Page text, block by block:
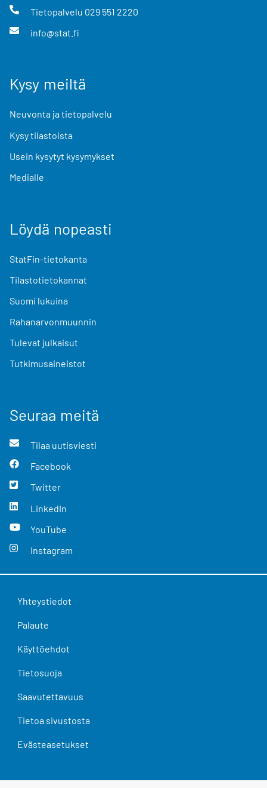
Tietopalvelu 029 551 2220
info@stat.fi
Kysy meiltä
Neuvonta ja tietopalvelu
Kysy tilastoista
Usein kysytyt kysymykset
Medialle
Löydä nopeasti
StatFin-tietokanta
Tilastotietokannat
Suomi lukuina
Rahanarvonmuunnin
Tulevat julkaisut
Tutkimusaineistot
Seuraa meitä
Tilaa uutisviesti
Facebook
Twitter
LinkedIn
YouTube
Instagram
Yhteystiedot
Palaute
Käyttöehdot
Tietosuoja
Saavutettavuus
Tietoa sivustosta
Evästeasetukset